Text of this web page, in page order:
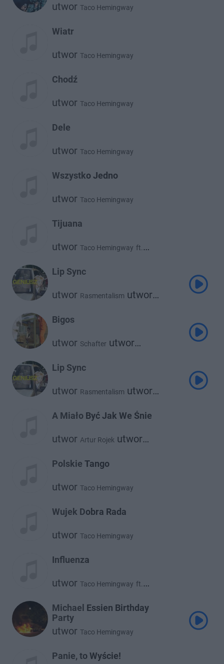
utwor Taco Hemingway
Wiatr
utwor Taco Hemingway
Chodź
utwor Taco Hemingway
Dele
utwor Taco Hemingway
Wszystko Jedno
utwor Taco Hemingway
Tijuana
utwor Taco Hemingway ft.
Lip Sync
utwor Rasmentalism utwor
Bigos
utwor Schafter utwor
Lip Sync
utwor Rasmentalism utwor
A Miało Być Jak We Śnie
utwor Artur Rojek utwor
Polskie Tango
utwor Taco Hemingway
Wujek Dobra Rada
utwor Taco Hemingway
Influenza
utwor Taco Hemingway ft.
Borucci
Michael Essien Birthday
Party
utwor Taco Hemingway
Panie, to Wyście!